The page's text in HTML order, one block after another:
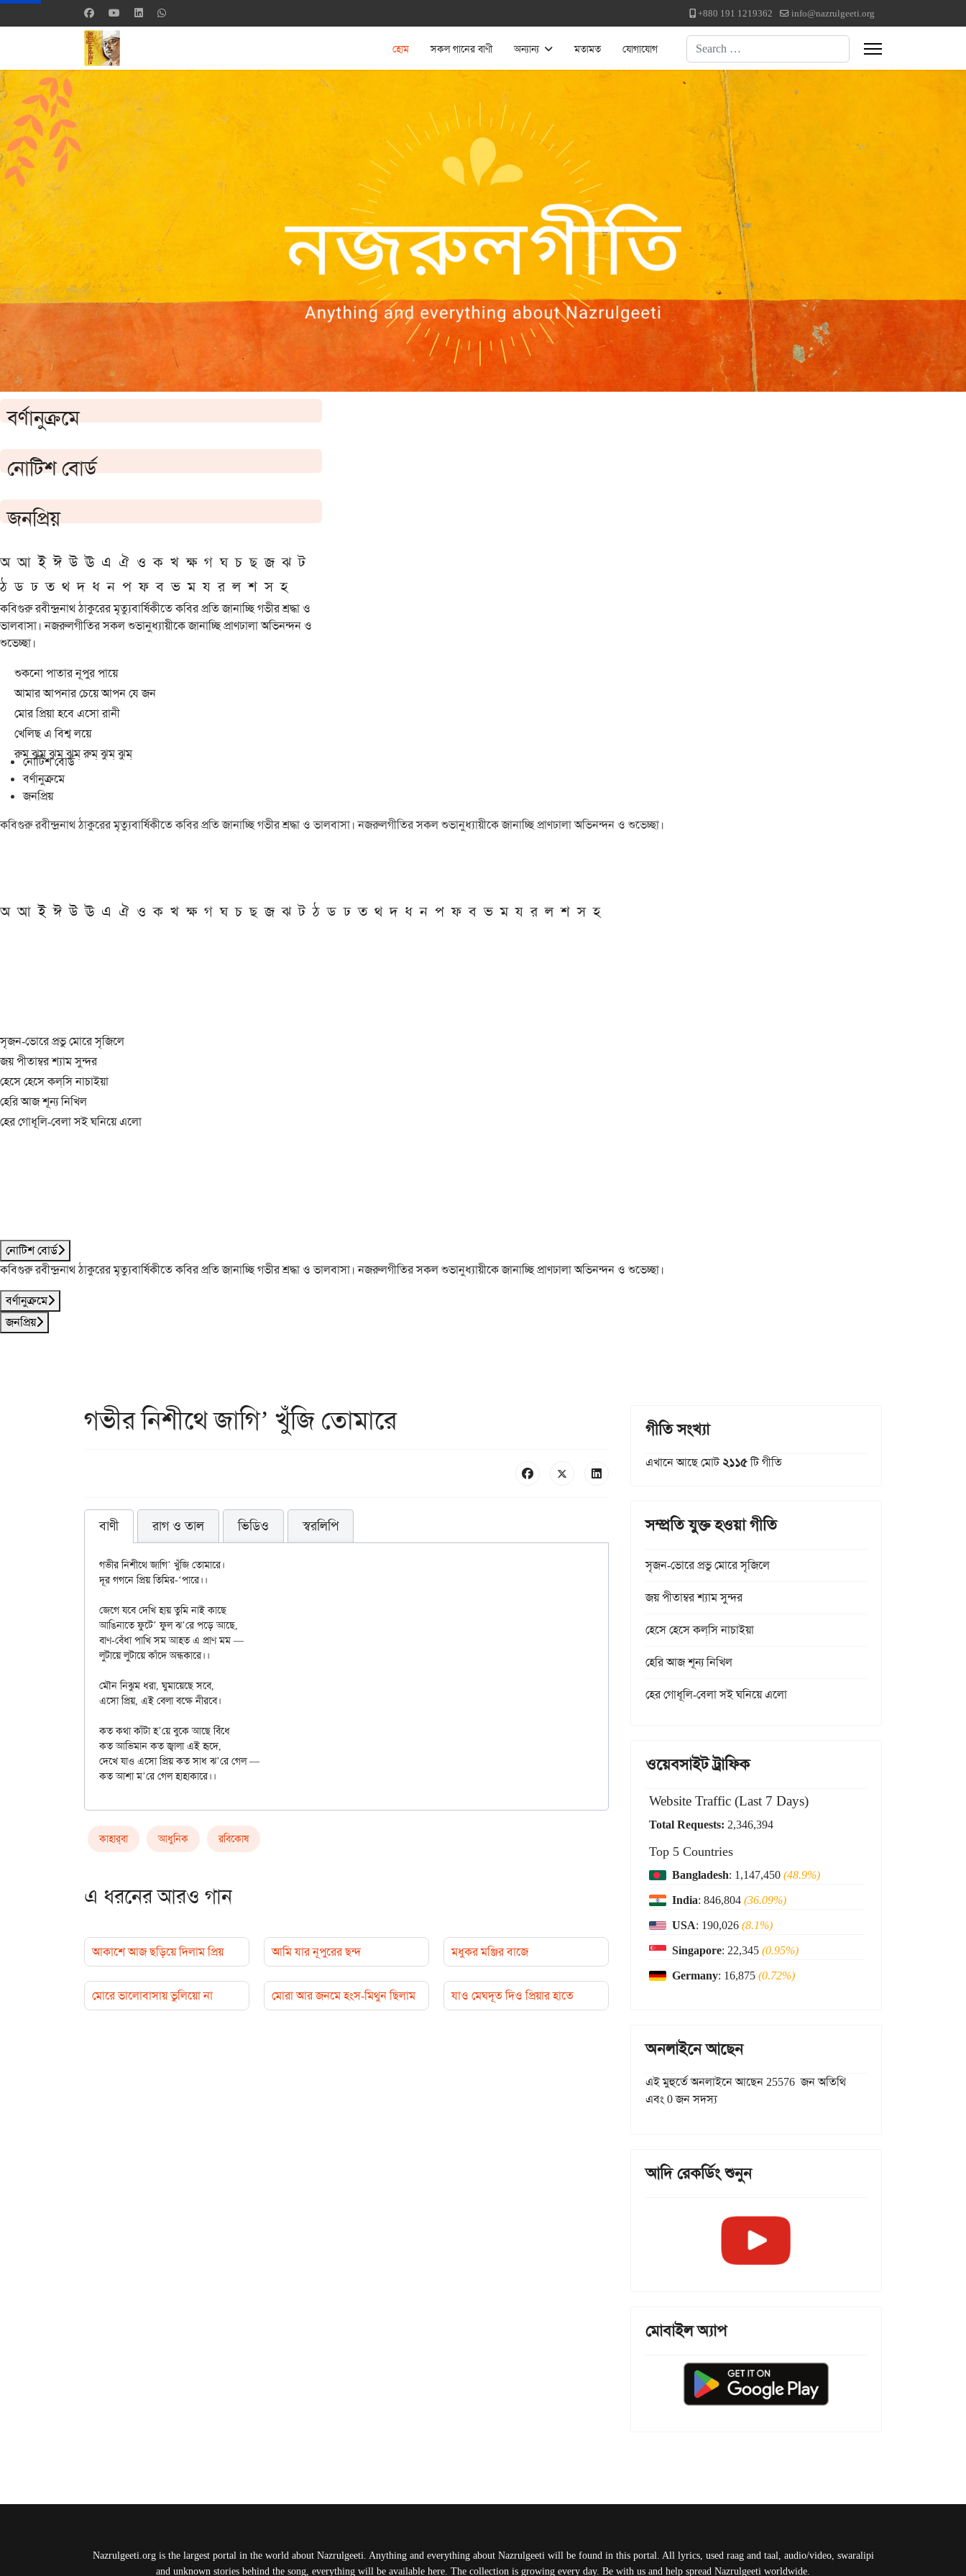
+880 191 1219362 info@nazrulgeeti.org
হোম সকল গানের বাণী অন্যান্য মতামত যোগাযোগ Search
বর্ণানুক্রমে
নোটিশ বোর্ড
জনপ্রিয়
অ আ ই ঈ উ ঊ এ ঐ ও ক খ ক্ষ গ ঘ চ ছ জ ঝ ট
ঠ ড ঢ ত থ দ ধ ন প ফ ব ভ ম য র ল শ স হ
কবিগুরু রবীন্দ্রনাথ ঠাকুরের মৃত্যুবার্ষিকীতে কবির প্রতি জানাচ্ছি গভীর শ্রদ্ধা ও
ভালবাসা। নজরুলগীতির সকল শুভানুধ্যায়ীকে জানাচ্ছি প্রাণঢালা অভিনন্দন ও
শুভেচ্ছা।
শুকনো পাতার নূপুর পায়ে
আমার আপনার চেয়ে আপন যে জন
মোর প্রিয়া হবে এসো রানী
খেলিছ এ বিশ্ব লয়ে
রুম্ ঝুম্ ঝুম্ ঝুম্ রুম্ ঝুম্ ঝুম্
নোটিশ বোর্ড
বর্ণানুক্রমে
জনপ্রিয়
কবিগুরু রবীন্দ্রনাথ ঠাকুরের মৃত্যুবার্ষিকীতে কবির প্রতি জানাচ্ছি গভীর শ্রদ্ধা ও ভালবাসা। নজরুলগীতির সকল শুভানুধ্যায়ীকে জানাচ্ছি প্রাণঢালা অভিনন্দন ও শুভেচ্ছা।
অ আ ই ঈ উ ঊ এ ঐ ও ক খ ক্ষ গ ঘ চ ছ জ ঝ ট ঠ ড ঢ ত থ দ ধ ন প ফ ব ভ ম য র ল শ স হ
সৃজন-ভোরে প্রভু মোরে সৃজিলে
জয় পীতাম্বর শ্যাম সুন্দর
হেসে হেসে কল্‌সি নাচাইয়া
হেরি আজ শূন্য নিখিল
হের গোধূলি-বেলা সই ঘনিয়ে এলো
নোটিশ বোর্ড
কবিগুরু রবীন্দ্রনাথ ঠাকুরের মৃত্যুবার্ষিকীতে কবির প্রতি জানাচ্ছি গভীর শ্রদ্ধা ও ভালবাসা। নজরুলগীতির সকল শুভানুধ্যায়ীকে জানাচ্ছি প্রাণঢালা অভিনন্দন ও শুভেচ্ছা।
বর্ণানুক্রমে
জনপ্রিয়
গভীর নিশীথে জাগি’ খুঁজি তোমারে
বাণী রাগ ও তাল ভিডিও স্বরলিপি
গভীর নিশীথে জাগি’ খুঁজি তোমারে।
দূর গগনে প্রিয় তিমির-‘পারে।।
জেগে যবে দেখি হায় তুমি নাই কাছে
আঙিনাতে ফুটে’ ফুল ঝ’রে পড়ে আছে,
বাণ-বেঁধা পাখি সম আহত এ প্রাণ মম —
লুটায়ে লুটায়ে কাঁদে অন্ধকারে।।
মৌন নিঝুম ধরা, ঘুমায়েছে সবে,
এসো প্রিয়, এই বেলা বক্ষে নীরবে।
কত কথা কাঁটা হ’য়ে বুকে আছে বিঁধে
কত আভিমান কত জ্বালা এই হৃদে,
দেখে যাও এসো প্রিয় কত সাধ ঝ’রে গেল —
কাহার্‌বা আধুনিক রবিকোষ
এ ধরনের আরও গান
আকাশে আজ ছড়িয়ে দিলাম প্রিয় আমি যার নূপুরের ছন্দ মধুকর মঞ্জির বাজে
মোরে ভালোবাসায় ভুলিয়ো না মোরা আর জনমে হংস-মিথুন ছিলাম যাও মেঘদূত দিও প্রিয়ার হাতে
গীতি সংখ্যা
এখানে আছে মোট২১১৫টি গীতি
সম্প্রতি যুক্ত হওয়া গীতি
সৃজন-ভোরে প্রভু মোরে সৃজিলে
জয় পীতাম্বর শ্যাম সুন্দর
হেসে হেসে কল্‌সি নাচাইয়া
হেরি আজ শূন্য নিখিল
হের গোধূলি-বেলা সই ঘনিয়ে এলো
ওয়েবসাইট ট্রাফিক
Website Traffic (Last 7 Days)
Total Requests: 2,346,394
Top 5 Countries
Bangladesh: 1,147,450(48.9%)
India: 846,804(36.09%)
USA: 190,026(8.1%)
Singapore: 22,345(0.95%)
Germany: 16,875(0.72%)
অনলাইনে আছেন
এই মুহুর্তে অনলাইনে আছেন 25576 জন অতিথি
এবং 0 জন সদস্য
আদি রেকর্ডিং শুনুন
মোবাইল অ্যাপ
Nazrulgeeti.org is the largest portal in the world about Nazrulgeeti. Anything and everything about Nazrulgeeti will be found in this portal. All lyrics, used raag and taal, audio/video, swaralipi
and unknown stories behind the song, everything will be available here. The collection is growing every day. Be with us and help spread Nazrulgeeti worldwide.